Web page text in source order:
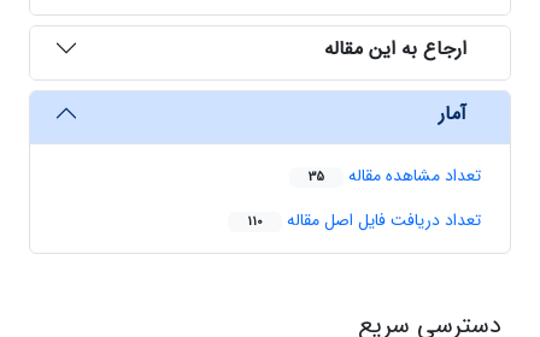
ارجاع به این مقاله
آمار
تعداد مشاهده مقاله 35
تعداد دریافت فایل اصل مقاله 110
دسترسی سریع